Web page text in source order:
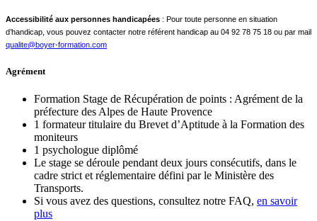
Accessibilité aux personnes handicapées : Pour toute personne en situation
d’handicap, vous pouvez contacter notre référent handicap au 04 92 78 75 18 ou par mail
qualite@boyer-formation.com
Agrément
Formation Stage de Récupération de points : Agrément de la
préfecture des Alpes de Haute Provence
1 formateur titulaire du Brevet d’Aptitude à la Formation des
moniteurs
1 psychologue diplômé
Le stage se déroule pendant deux jours consécutifs, dans le
cadre strict et réglementaire défini par le Ministère des
Transports.
Si vous avez des questions, consultez notre FAQ, en savoir
plus